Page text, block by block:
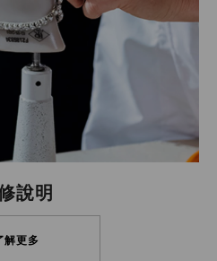
說明
解更多